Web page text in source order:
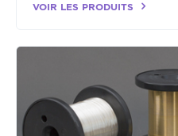
VOIR LES PRODUITS